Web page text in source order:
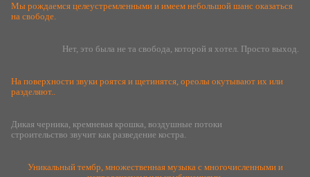
Мы рождаемся целеустремленными и имеем небольшой шанс оказаться
на свободе.
Нет, это была не та свобода, которой я хотел. Просто выход.
На поверхности звуки роятся и щетинятся, ореолы окутывают их или
разделяют..
Дикая черника, кремневая крошка, воздушные потоки
строительство звучит как разведение костра.
Уникальный тембр, множественная музыка с многочисленными и